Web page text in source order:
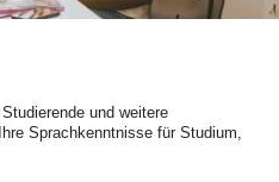
und weitere
Sprachkenntnisse für Studium,